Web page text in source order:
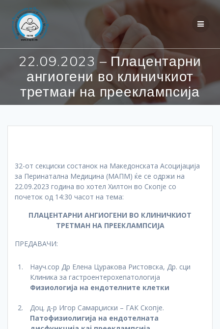
to
content
22.09.2023 – Плацентарни
ангиогени во клиничкиот
третман на прееклампсија
32-от секциски состанок на Македонската Асоцијација
за Перинатална Медицина (МАПМ) ќе се одржи на
22.09.2023 година во хотел Хилтон во Скопје со
почеток од 14:30 часот на тема:
ПЛАЦЕНТАРНИ АНГИОГЕНИ ВО КЛИНИЧКИОТ
ТРЕТМАН НА ПРЕЕКЛАМПСИЈА
ПРЕДАВАЧИ:
Науч.сор Др Елена Цуракова Ристовска, Др. сци
Клиника за гастроентерохепатологија
Физиологија на ендотелните клетки
Доц. д-р Игор Самарџиски – ГАК Скопје.
Патофизиолигија на ендотелната